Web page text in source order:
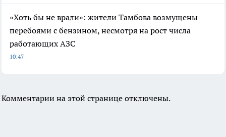
«Хоть бы не врали»: жители Тамбова возмущены
перебоями с бензином, несмотря на рост числа
работающих АЗС
10:47
Комментарии на этой странице отключены.